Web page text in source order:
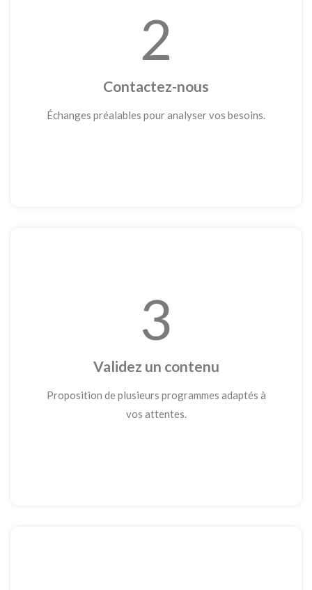
2
Contactez-nous
Échanges préalables pour analyser vos besoins.
3
Validez un contenu
Proposition de plusieurs programmes adaptés à
vos attentes.